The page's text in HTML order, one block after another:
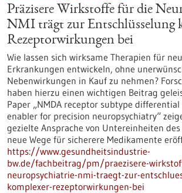
Präzisere Wirkstoffe für die
NMI trägt zur Entschlüsselung
Rezeptorwirkungen bei
Wie lassen sich wirksame Therapien für
Erkrankungen entwickeln, ohne
Nebenwirkungen in Kauf zu nehmen?
haben hierzu einen wichtigen Beitrag
Paper „NMDA receptor subtype
enabler for precision neuropsychiatry“
gezielte Ansprache von Untereinheiten des
neue Wege für sicherere Medikamente
https://www.gesundheitsindustrie-
bw.de/fachbeitrag/pm/praezisere-
neuropsychiatrie-nmi-traegt-zur-
komplexer-rezeptorwirkungen-bei